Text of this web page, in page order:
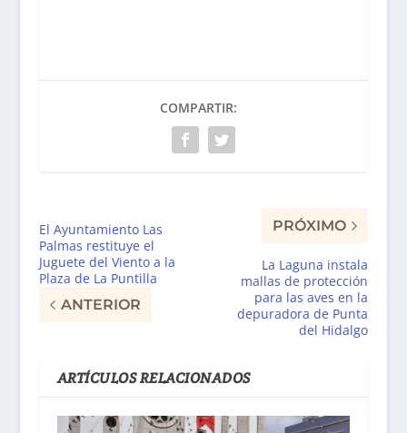
COMPARTIR:
El Ayuntamiento Las
Palmas restituye el
Juguete del Viento a la
Plaza de La Puntilla
ANTERIOR
PRÓXIMO
La Laguna instala
mallas de protección
para las aves en la
depuradora de Punta
del Hidalgo
ARTÍCULOS RELACIONADOS